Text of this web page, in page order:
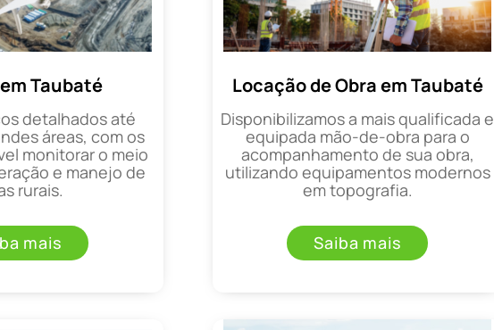
Taubaté
detalhados até
áreas, com os
monitorar o meio
e manejo de
rurais.
mais
Locação de Obra em Taubaté
Disponibilizamos a mais qualificada e
equipada mão-de-obra para o
acompanhamento de sua obra,
utilizando equipamentos modernos
em topografia.
Saiba mais